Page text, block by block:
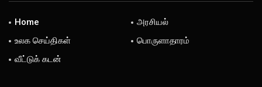
Home
அரசியல்
உலக செய்திகள்
பொருளாதாரம்
வீட்டுக் கடன்